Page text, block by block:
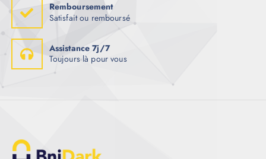
Remboursement
Satisfait ou remboursé
Assistance 7j/7
Toujours là pour vous